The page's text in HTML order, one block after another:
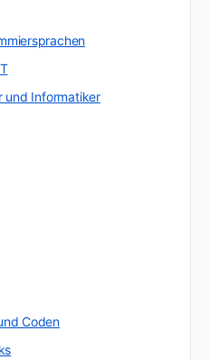
und Informatiker
Coden